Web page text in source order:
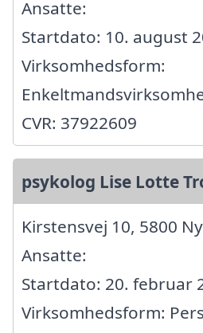
Ansatte:
Startdato: 10. august
Virksomhedsform:
CVR: 37922609
psykolog Lise Lotte
Kirstensvej 10, 5800
Ansatte:
Startdato: 20. februar
Virksomhedsform: